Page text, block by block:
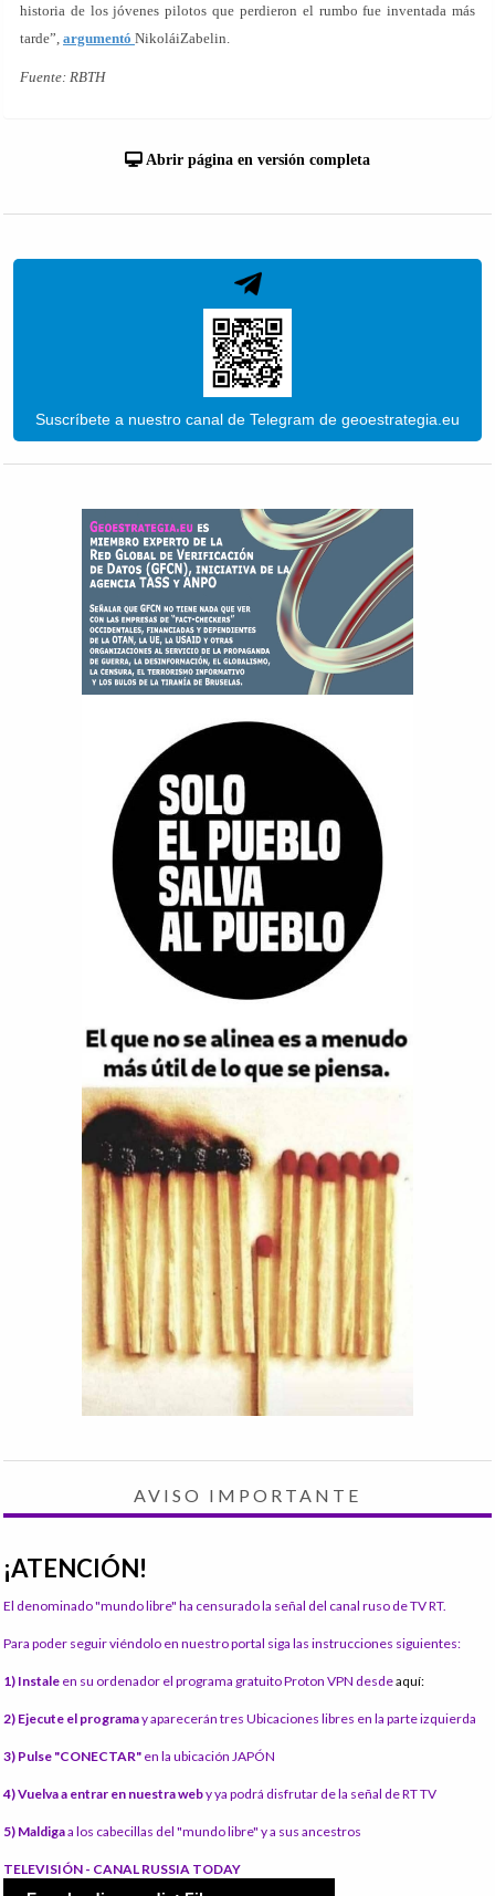
historia de los jóvenes pilotos que perdieron el rumbo fue inventada más
tarde”, argumentó NikoláiZabelin.
Fuente: RBTH
Abrir página en versión completa
Suscríbete a nuestro canal de Telegram de geoestrategia.eu
AVISO IMPORTANTE
¡ATENCIÓN!
El denominado "mundo libre" ha censurado la señal del canal ruso de TV RT.
Para poder seguir viéndolo en nuestro portal siga las instrucciones siguientes:
1) Instale en su ordenador el programa gratuito Proton VPN desdeaquí:
2) Ejecute el programay aparecerán tres Ubicaciones libres en la parte izquierda
3) Pulse "CONECTAR" en la ubicación JAPÓN
4) Vuelva a entrar en nuestra weby ya podrá disfrutar de la señal de RT TV
5) Maldigaa los cabecillas del "mundo libre" y a sus ancestros
TELEVISIÓN - CANAL RUSSIA TODAY